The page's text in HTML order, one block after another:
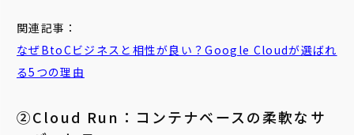
関連記事：
なぜBtoCビジネスと相性が良い？Google Cloudが選ばれ
る5つの理由
②Cloud Run：コンテナベースの柔軟なサ